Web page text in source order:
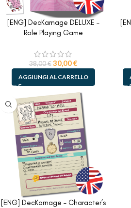
[ENG] DecKarnage DELUXE –
Role Playing Game
38,00€ 30,00€
AGGIUNGI AL CARRELLO
[ENG] DecKarnage – Character’s